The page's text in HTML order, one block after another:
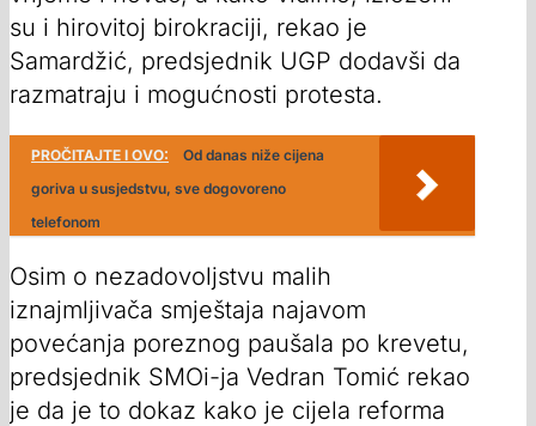
su i hirovitoj birokraciji, rekao je
Samardžić, predsjednik UGP dodavši da
razmatraju i mogućnosti protesta.
PROČITAJTE I OVO:
Od danas niže cijena
goriva u susjedstvu, sve dogovoreno
telefonom
Osim o nezadovoljstvu malih
iznajmljivača smještaja najavom
povećanja poreznog paušala po krevetu,
predsjednik SMOi-ja Vedran Tomić rekao
je da je to dokaz kako je cijela reforma